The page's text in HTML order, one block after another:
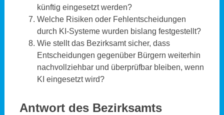
künftig eingesetzt werden?
Welche Risiken oder Fehlentscheidungen
durch KI-Systeme wurden bislang festgestellt?
Wie stellt das Bezirksamt sicher, dass
Entscheidungen gegenüber Bürgern weiterhin
nachvollziehbar und überprüfbar bleiben, wenn
KI eingesetzt wird?
Antwort des Bezirksamts